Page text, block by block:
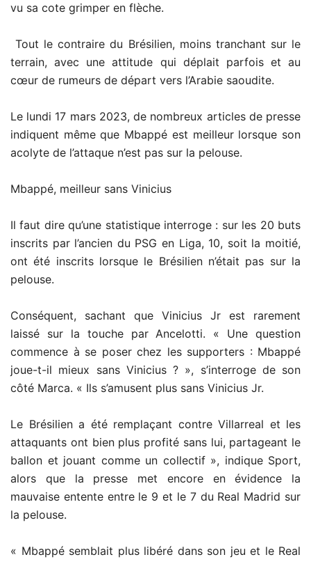
vu sa cote grimper en flèche.
Tout le contraire du Brésilien, moins tranchant sur le
terrain, avec une attitude qui déplait parfois et au
cœur de rumeurs de départ vers l’Arabie saoudite.
Le lundi 17 mars 2023, de nombreux articles de presse
indiquent même que Mbappé est meilleur lorsque son
acolyte de l’attaque n’est pas sur la pelouse.
Mbappé, meilleur sans Vinicius
Il faut dire qu’une statistique interroge : sur les 20 buts
inscrits par l’ancien du PSG en Liga, 10, soit la moitié,
ont été inscrits lorsque le Brésilien n’était pas sur la
pelouse.
Conséquent, sachant que Vinicius Jr est rarement
laissé sur la touche par Ancelotti. « Une question
commence à se poser chez les supporters : Mbappé
joue-t-il mieux sans Vinicius ? », s’interroge de son
côté Marca. « Ils s’amusent plus sans Vinicius Jr.
Le Brésilien a été remplaçant contre Villarreal et les
attaquants ont bien plus profité sans lui, partageant le
ballon et jouant comme un collectif », indique Sport,
alors que la presse met encore en évidence la
mauvaise entente entre le 9 et le 7 du Real Madrid sur
la pelouse.
« Mbappé semblait plus libéré dans son jeu et le Real